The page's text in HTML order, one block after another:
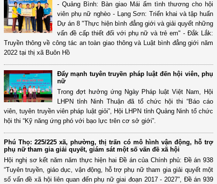
- Quảng Bình: Bàn giao Mái ấm tình thương cho hội
viên phụ nữ nghèo - Lạng Sơn: Triển khai và tập huấn
Dự án 8 "Thực hiện bình đẳng giới và giải quyết những
vấn đề cấp thiết đối với phụ nữ và trẻ em" - Đắk Lắk:
Truyền thông về công tác an toàn giao thông và Luật bình đẳng giới năm
2022 tại thị xã Buôn Hồ
Đẩy mạnh tuyên truyền pháp luật đến hội viên, phụ
nữ
Trong đợt hưởng ứng Ngày Pháp luật Việt Nam, Hội
LHPN tỉnh Ninh Thuận đã tổ chức hội thi “Báo cáo
viên, tuyên truyền viên pháp luật giỏi”, Hội LHPN tỉnh Quảng Ninh tổ chức
hội thi “Kỹ năng ứng phó với bạo lực trên cơ sở giới”.
Phú Thọ: 225/225 xã, phường, thị trấn có mô hình vận động, hỗ trợ
phụ nữ tham gia giải quyết, giám sát một số vấn đề xã hội
Hội nghị sơ kết năm năm thực hiện hai Đề án của Chính phủ: Đề án 938
“Tuyên truyền, giáo dục, vận động, hỗ trợ phụ nữ tham gia giải quyết một
số vấn đề xã hội liên quan đến phụ nữ giai đoạn 2017 - 2027”, Đề án 939